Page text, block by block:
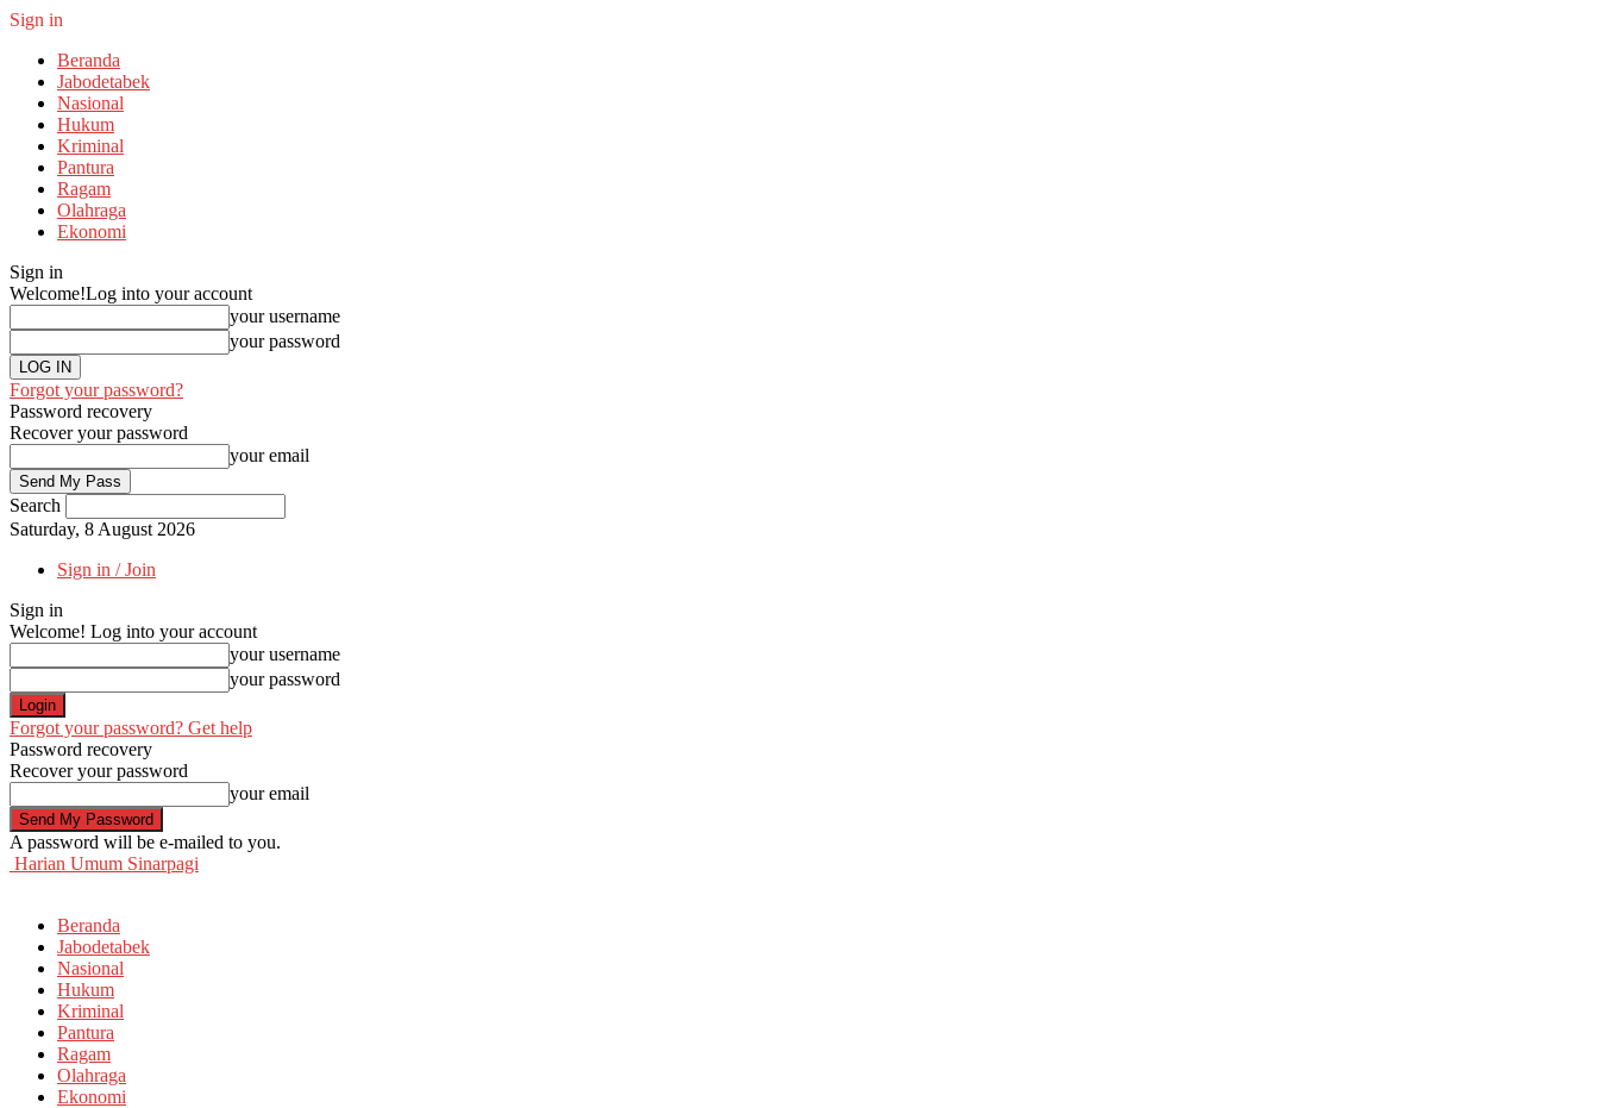
Sign in
Beranda
Jabodetabek
Nasional
Hukum
Kriminal
Pantura
Ragam
Olahraga
Ekonomi
Sign in
Welcome!Log into your account
your username
your password
Forgot your password?
Password recovery
Recover your password
your email
Search
Saturday, 8 August 2026
Sign in / Join
Sign in
Welcome! Log into your account
your username
your password
Forgot your password? Get help
Password recovery
Recover your password
your email
A password will be e-mailed to you.
Harian Umum Sinarpagi
Beranda
Jabodetabek
Nasional
Hukum
Kriminal
Pantura
Ragam
Olahraga
Ekonomi